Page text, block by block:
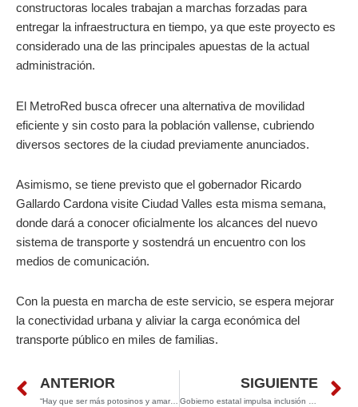
constructoras locales trabajan a marchas forzadas para
entregar la infraestructura en tiempo, ya que este proyecto es
considerado una de las principales apuestas de la actual
administración.
El MetroRed busca ofrecer una alternativa de movilidad
eficiente y sin costo para la población vallense, cubriendo
diversos sectores de la ciudad previamente anunciados.
Asimismo, se tiene previsto que el gobernador Ricardo
Gallardo Cardona visite Ciudad Valles esta misma semana,
donde dará a conocer oficialmente los alcances del nuevo
sistema de transporte y sostendrá un encuentro con los
medios de comunicación.
Con la puesta en marcha de este servicio, se espera mejorar
la conectividad urbana y aliviar la carga económica del
transporte público en miles de familias.
Prev
ANTERIOR
“Hay que ser más potosinos y amar más a San Luis Potosí”: Gallardo
SIGUIENTE
Gobierno estatal impulsa inclusión sin límites